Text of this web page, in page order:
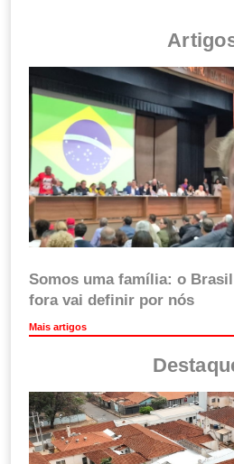
Somos uma família: o
fora vai definir por nós
Mais artigos